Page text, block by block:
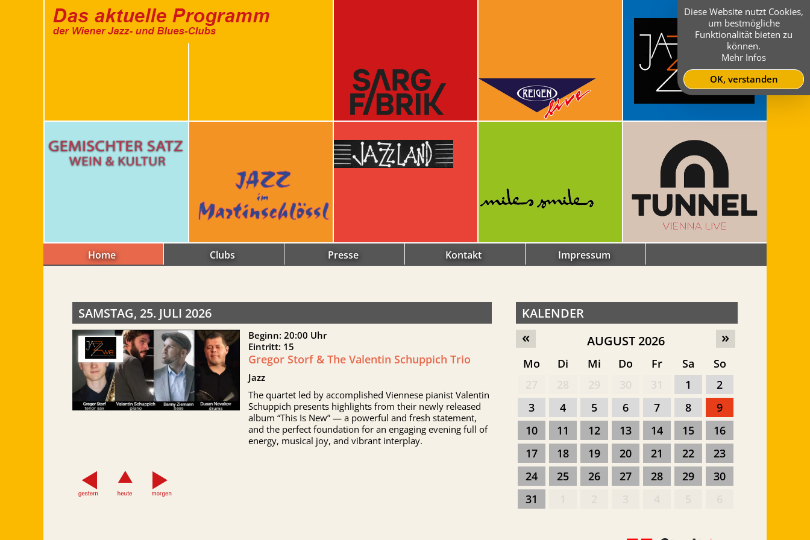
Home Clubs Presse Kontakt Impressum
SAMSTAG, 25. JULI 2026
Beginn: 20:00 Uhr
Eintritt: 15
Gregor Storf & The Valentin Schuppich Trio
Jazz
The quartet led by accomplished Viennese pianist Valentin
Schuppich presents highlights from their newly released
album “This Is New” — a powerful and fresh statement,
and the perfect foundation for an engaging evening full of
energy, musical joy, and vibrant interplay.
KALENDER
»
« AUGUST 2026
Mo Di Mi Do Fr Sa
So
1
2
3
4 5 6 7 8
9
10
11 12 13 14 15
16
17
18 19 20 21 22
23
24
25 26 27 28 29
30
31
Diese Website nutzt Cookies,
um bestmögliche
Funktionalität bieten zu
können.
Mehr Infos
OK, verstanden